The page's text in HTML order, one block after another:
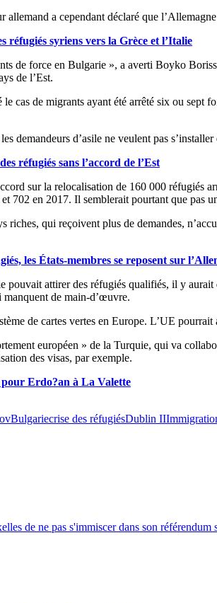
allemand a cependant déclaré que
réfugiés syriens vers la Grèce et l’Italie
de force en Bulgarie », a averti Boyko
de l’Est.
cas de migrants ayant été arrêté six ou sept
demandeurs d’asile ne veulent pas
réfugiés sans l’accord de l’Est
sur la relocalisation de 160 000 réfugiés
702 en 2017. Il semblerait pourtant que pas
riches, qui reçoivent plus de demandes,
les États-membres se reposent sur
attirer des réfugiés qualifiés, il y aurait
manquent de main-d’œuvre.
de cartes vertes en Europe. L’UE
européen » de la Turquie, qui va
des visas, par exemple.
Erdo?an à La Valette
Bulgariecrise des réfugiésDublin II
de ne pas s'immiscer dans son référendum